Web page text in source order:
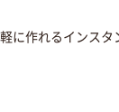
に作れるインスタ